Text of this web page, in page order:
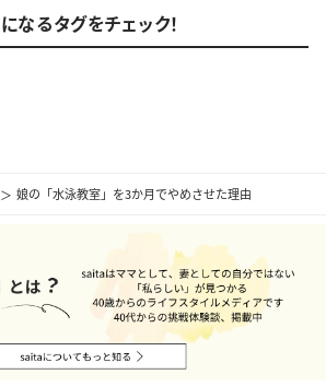
娘の「水泳教室」を3か月でやめさせた理由
なるタグをチェック！